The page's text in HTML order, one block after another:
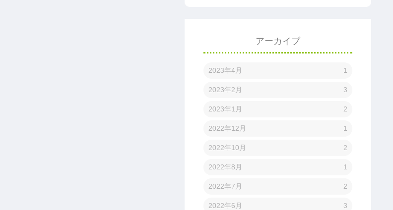
アーカイブ
2023年4月 1
2023年2月 3
2023年1月 2
2022年12月 1
2022年10月 2
2022年8月 1
2022年7月 2
2022年6月 3